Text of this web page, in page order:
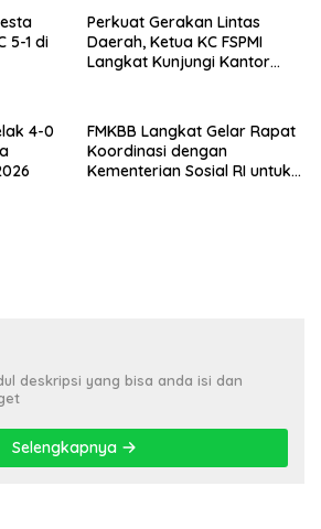
Sudah Dilayangkan
5-1 di
Perkuat Gerakan Lintas
Daerah, Ketua KC FSPMI
Langkat Kunjungi Kantor
4-0
FMKBB Langkat Gelar Rapat
Koordinasi dengan
Kementerian Sosial RI untuk
deskripsi yang bisa anda isi dan
Selengkapnya